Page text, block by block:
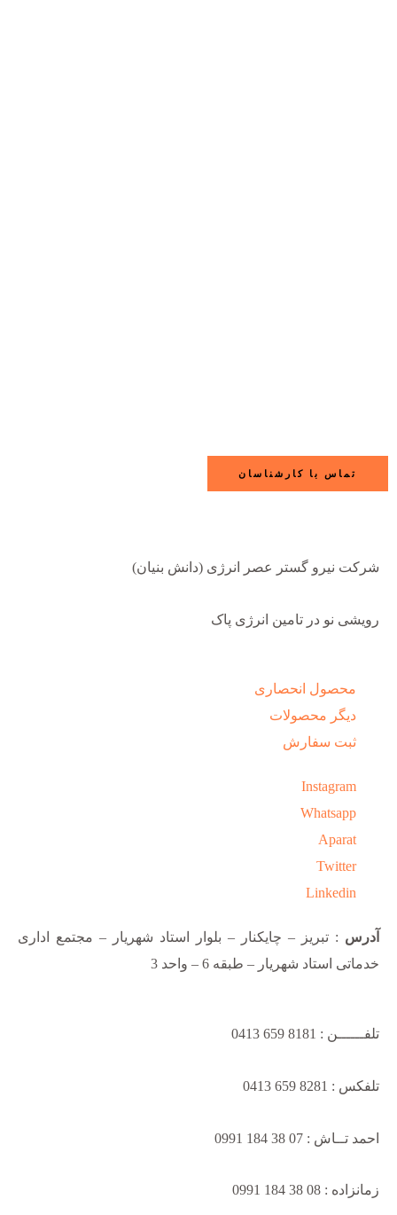
تماس با کارشناسان
شرکت نیرو گستر عصر انرژی (دانش بنیان)
رویشی نو در تامین انرژی پاک
محصول انحصاری
دیگر محصولات
ثبت سفارش
Instagram
Whatsapp
Aparat
Twitter
Linkedin
آدرس : تبریز – چایکنار – بلوار استاد شهریار – مجتمع اداری
خدماتی استاد شهریار – طبقه 6 – واحد 3
تلفــــــن : 8181 659 0413
تلفکس : 8281 659 0413
احمد تــاش : 07 38 184 0991
زمانزاده : 08 38 184 0991